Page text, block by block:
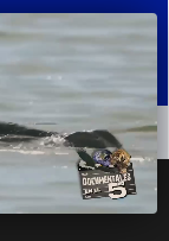
ECONOMÍA